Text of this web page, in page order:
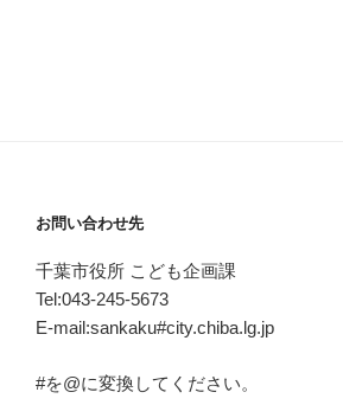
お問い合わせ先
千葉市役所 こども企画課
Tel:043-245-5673
E-mail:sankaku#city.chiba.lg.jp
#を@に変換してください。